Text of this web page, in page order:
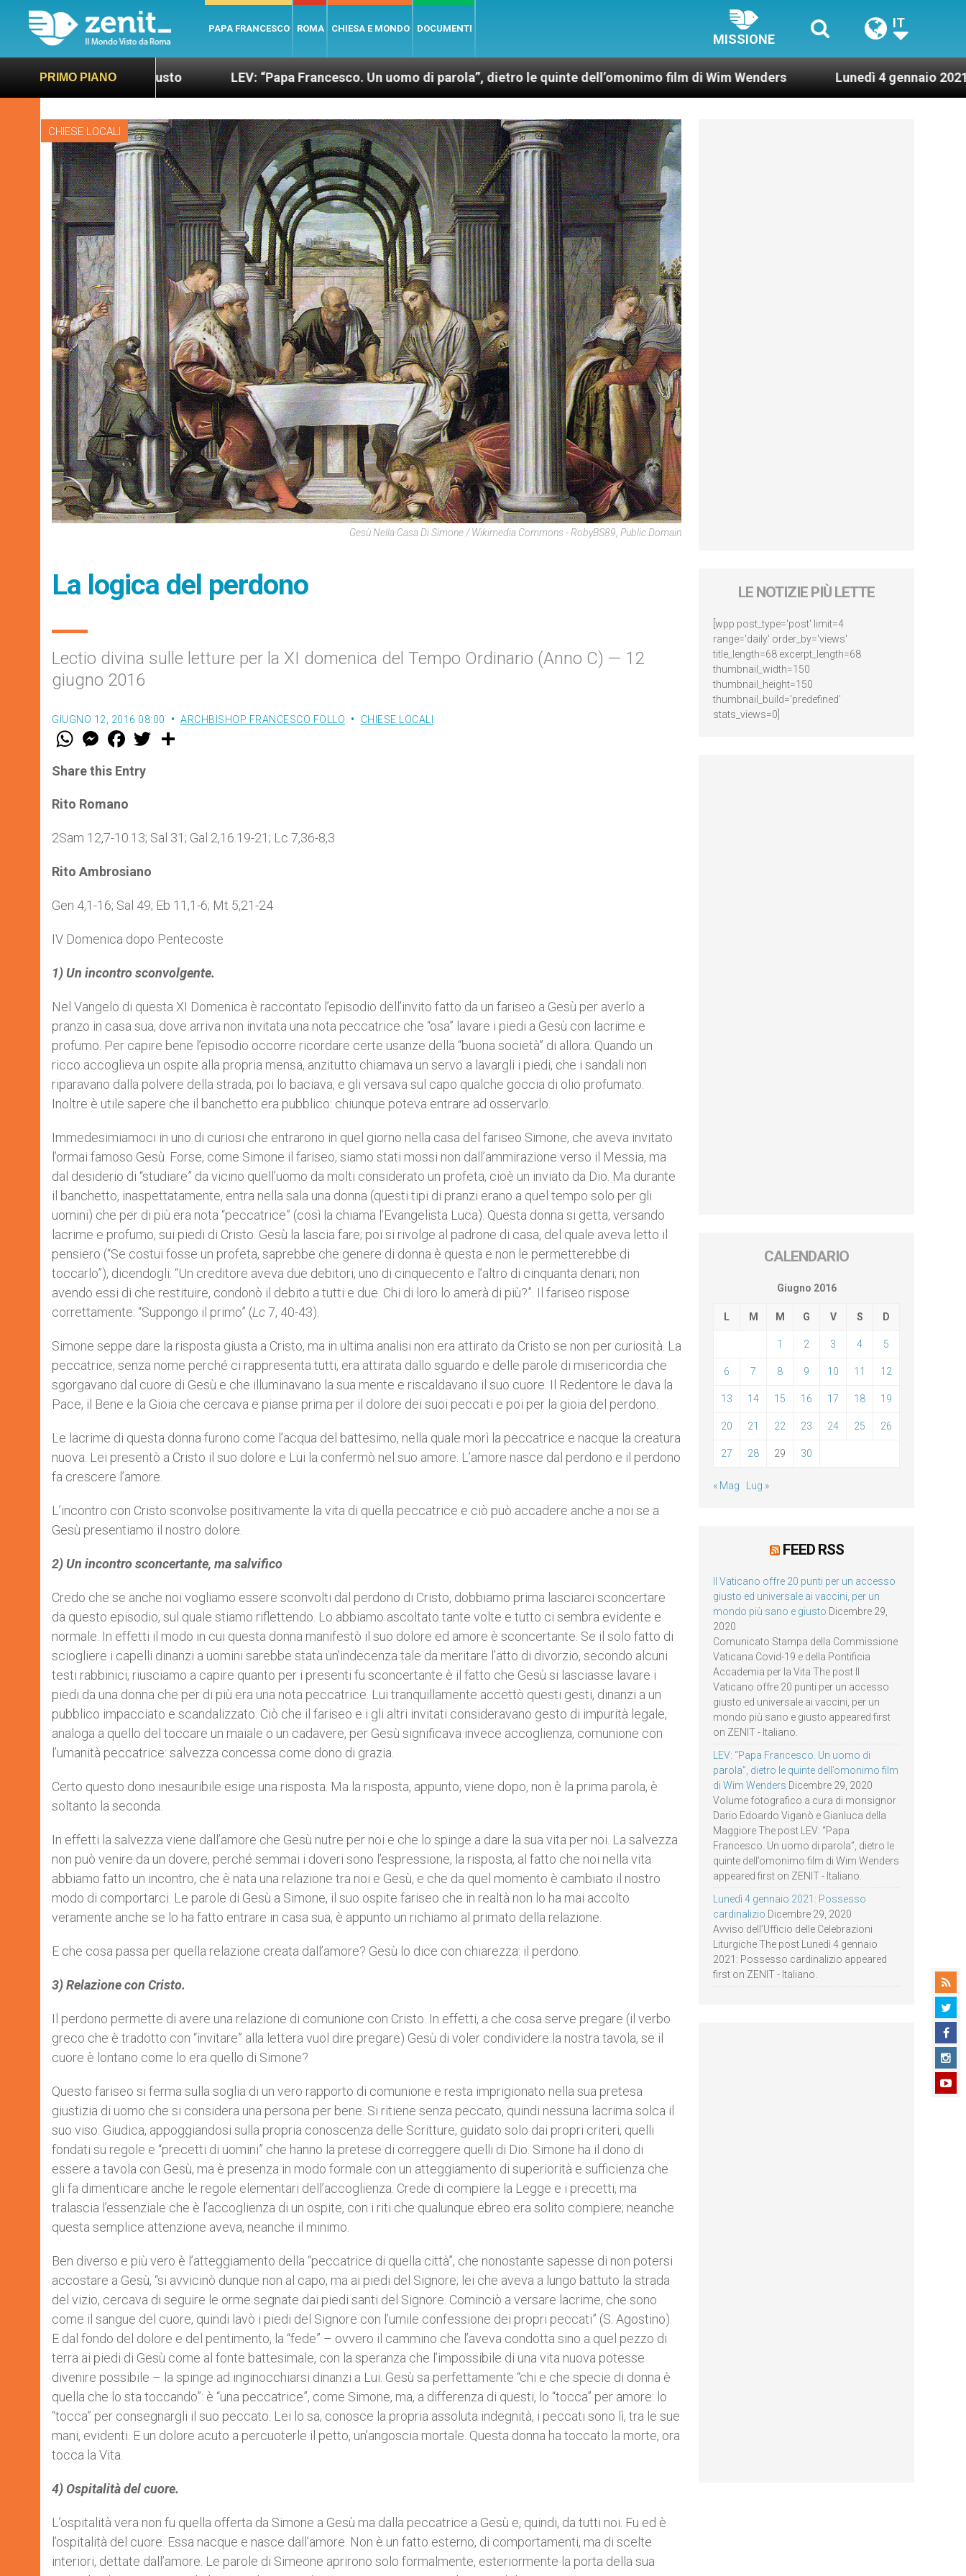
PAPA FRANCESCO ROMA CHIESA E MONDO DOCUMENTI
MISSIONE
IT
PRIMO PIANO
sano e giusto LEV: “Papa Francesco. Un uomo di parola”, dietro le quinte dell’omonimo film di Wim Wenders Lunedì 4 gennaio 2021: Possesso
CHIESE LOCALI
Gesù Nella Casa Di Simone / Wikimedia Commons - RobyBS89, Public Domain
La logica del perdono
Lectio divina sulle letture per la XI domenica del Tempo Ordinario (Anno C) — 12
giugno 2016
GIUGNO 12, 2016 08:00 ARCHBISHOP FRANCESCO FOLLO CHIESE LOCALI
W
t
s
p
p
M
e
s
e
g
e
F
a
e
b
w
Share this Entry
Rito Romano
2Sam 12,7-10.13; Sal 31; Gal 2,16.19-21; Lc 7,36-8,3
Rito Ambrosiano
Gen 4,1-16; Sal 49; Eb 11,1-6; Mt 5,21-24
IV Domenica dopo Pentecoste
1) Un incontro sconvolgente.
Nel Vangelo di questa XI Domenica è raccontato l’episodio dell’invito fatto da un fariseo a Gesù per averlo a
pranzo in casa sua, dove arriva non invitata una nota peccatrice che “osa” lavare i piedi a Gesù con lacrime e
profumo. Per capire bene l’episodio occorre ricordare certe usanze della “buona società” di allora. Quando un
ricco accoglieva un ospite alla propria mensa, anzitutto chiamava un servo a lavargli i piedi, che i sandali non
riparavano dalla polvere della strada, poi lo baciava, e gli versava sul capo qualche goccia di olio profumato.
Inoltre è utile sapere che il banchetto era pubblico: chiunque poteva entrare ad osservarlo.
Immedesimiamoci in uno di curiosi che entrarono in quel giorno nella casa del fariseo Simone, che aveva invitato
l’ormai famoso Gesù. Forse, come Simone il fariseo, siamo stati mossi non dall’ammirazione verso il Messia, ma
dal desiderio di “studiare” da vicino quell’uomo da molti considerato un profeta, cioè un inviato da Dio. Ma durante
il banchetto, inaspettatamente, entra nella sala una donna (questi tipi di pranzi erano a quel tempo solo per gli
uomini) che per di più era nota “peccatrice” (così la chiama l’Evangelista Luca). Questa donna si getta, versando
lacrime e profumo, sui piedi di Cristo. Gesù la lascia fare; poi si rivolge al padrone di casa, del quale aveva letto il
pensiero (“Se costui fosse un profeta, saprebbe che genere di donna è questa e non le permetterebbe di
toccarlo”), dicendogli: “Un creditore aveva due debitori, uno di cinquecento e l’altro di cinquanta denari; non
avendo essi di che restituire, condonò il debito a tutti e due. Chi di loro lo amerà di più?”. Il fariseo rispose
correttamente: “Suppongo il primo” (Lc7, 40-43).
Simone seppe dare la risposta giusta a Cristo, ma in ultima analisi non era attirato da Cristo se non per curiosità. La
peccatrice, senza nome perché ci rappresenta tutti, era attirata dallo sguardo e delle parole di misericordia che
sgorgavano dal cuore di Gesù e che illuminavano la sua mente e riscaldavano il suo cuore. Il Redentore le dava la
Pace, il Bene e la Gioia che cercava e pianse prima per il dolore dei suoi peccati e poi per la gioia del perdono.
Le lacrime di questa donna furono come l’acqua del battesimo, nella quale morì la peccatrice e nacque la creatura
nuova. Lei presentò a Cristo il suo dolore e Lui la confermò nel suo amore. L’amore nasce dal perdono e il perdono
fa crescere l’amore.
L’incontro con Cristo sconvolse positivamente la vita di quella peccatrice e ciò può accadere anche a noi se a
Gesù presentiamo il nostro dolore.
2) Un incontro sconcertante, ma salvifico
Credo che se anche noi vogliamo essere sconvolti dal perdono di Cristo, dobbiamo prima lasciarci sconcertare
da questo episodio, sul quale stiamo riflettendo. Lo abbiamo ascoltato tante volte e tutto ci sembra evidente e
normale. In effetti il modo in cui questa donna manifestò il suo dolore ed amore è sconcertante. Se il solo fatto di
sciogliere i capelli dinanzi a uomini sarebbe stata un’indecenza tale da meritare l’atto di divorzio, secondo alcuni
testi rabbinici, riusciamo a capire quanto per i presenti fu sconcertante è il fatto che Gesù si lasciasse lavare i
piedi da una donna che per di più era una nota peccatrice. Lui tranquillamente accettò questi gesti, dinanzi a un
pubblico impacciato e scandalizzato. Ciò che il fariseo e i gli altri invitati consideravano gesto di impurità legale,
analoga a quello del toccare un maiale o un cadavere, per Gesù significava invece accoglienza, comunione con
l’umanità peccatrice: salvezza concessa come dono di grazia.
Certo questo dono inesauribile esige una risposta. Ma la risposta, appunto, viene dopo, non è la prima parola, è
soltanto la seconda.
In effetti la salvezza viene dall’amore che Gesù nutre per noi e che lo spinge a dare la sua vita per noi. La salvezza
non può venire da un dovere, perché semmai i doveri sono l’espressione, la risposta, al fatto che noi nella vita
abbiamo fatto un incontro, che è nata una relazione tra noi e Gesù, e che da quel momento è cambiato il nostro
modo di comportarci. Le parole di Gesù a Simone, il suo ospite fariseo che in realtà non lo ha mai accolto
veramente anche se lo ha fatto entrare in casa sua, è appunto un richiamo al primato della relazione.
E che cosa passa per quella relazione creata dall’amore? Gesù lo dice con chiarezza: il perdono.
3) Relazione con Cristo.
Il perdono permette di avere una relazione di comunione con Cristo. In effetti, a che cosa serve pregare (il verbo
greco che è tradotto con “invitare” alla lettera vuol dire pregare) Gesù di voler condividere la nostra tavola, se il
cuore è lontano come lo era quello di Simone?
Questo fariseo si ferma sulla soglia di un vero rapporto di comunione e resta imprigionato nella sua pretesa
giustizia di uomo che si considera una persona per bene. Si ritiene senza peccato, quindi nessuna lacrima solca il
suo viso. Giudica, appoggiandosi sulla propria conoscenza delle Scritture, guidato solo dai propri criteri, quelli
fondati su regole e “precetti di uomini” che hanno la pretese di correggere quelli di Dio. Simone ha il dono di
essere a tavola con Gesù, ma è presenza in modo formale con un atteggiamento di superiorità e sufficienza che
gli fa dimenticare anche le regole elementari dell’accoglienza. Crede di compiere la Legge e i precetti, ma
tralascia l’essenziale che è l’accoglienza di un ospite, con i riti che qualunque ebreo era solito compiere; neanche
questa semplice attenzione aveva, neanche il minimo.
Ben diverso e più vero è l’atteggiamento della “peccatrice di quella città”, che nonostante sapesse di non potersi
accostare a Gesù, “si avvicinò dunque non al capo, ma ai piedi del Signore; lei che aveva a lungo battuto la strada
del vizio, cercava di seguire le orme segnate dai piedi santi del Signore. Cominciò a versare lacrime, che sono
come il sangue del cuore, quindi lavò i piedi del Signore con l’umile confessione dei propri peccati” (S. Agostino).
E dal fondo del dolore e del pentimento, la “fede” – ovvero il cammino che l’aveva condotta sino a quel pezzo di
terra ai piedi di Gesù come al fonte battesimale, con la speranza che l’impossibile di una vita nuova potesse
divenire possibile – la spinge ad inginocchiarsi dinanzi a Lui. Gesù sa perfettamente “chi e che specie di donna è
quella che lo sta toccando”: è “una peccatrice”, come Simone, ma, a differenza di questi, lo “tocca” per amore: lo
“tocca” per consegnargli il suo peccato. Lei lo sa, conosce la propria assoluta indegnità, i peccati sono lì, tra le sue
mani, evidenti. E un dolore acuto a percuoterle il petto, un’angoscia mortale. Questa donna ha toccato la morte, ora
tocca la Vita.
4) Ospitalità del cuore.
L’ospitalità vera non fu quella offerta da Simone a Gesù ma dalla peccatrice a Gesù e, quindi, da tutti noi. Fu ed è
l’ospitalità del cuore. Essa nacque e nasce dall’amore. Non è un fatto esterno, di comportamenti, ma di scelte
interiori, dettate dall’amore. Le parole di Simeone aprirono solo formalmente, esteriormente la porta della sua
LE NOTIZIE PIÙ LETTE
[wpp post_type='post' limit=4
range='daily' order_by='views'
title_length=68 excerpt_length=68
thumbnail_width=150
thumbnail_height=150
thumbnail_build='predefined'
stats_views=0]
CALENDARIO
Giugno 2016
L M M G V S D
1 2 3 4 5
6 7 8 9 10 11 12
13 14 15 16 17 18 19
20 21 22 23 24 25 26
27 28 29 30
« Mag Lug »
FEED RSS
Il Vaticano offre 20 punti per un accesso
giusto ed universale ai vaccini, per un
mondo più sano e giusto Dicembre 29,
2020
Comunicato Stampa della Commissione
Vaticana Covid-19 e della Pontificia
Accademia per la Vita The post Il
Vaticano offre 20 punti per un accesso
giusto ed universale ai vaccini, per un
mondo più sano e giusto appeared first
on ZENIT - Italiano.
LEV: “Papa Francesco. Un uomo di
parola”, dietro le quinte dell’omonimo film
di Wim Wenders Dicembre 29, 2020
Volume fotografico a cura di monsignor
Dario Edoardo Viganò e Gianluca della
Maggiore The post LEV: “Papa
Francesco. Un uomo di parola”, dietro le
quinte dell’omonimo film di Wim Wenders
appeared first on ZENIT - Italiano.
Lunedì 4 gennaio 2021: Possesso
cardinalizio Dicembre 29, 2020
Avviso dell’Ufficio delle Celebrazioni
Liturgiche The post Lunedì 4 gennaio
2021: Possesso cardinalizio appeared
first on ZENIT - Italiano.